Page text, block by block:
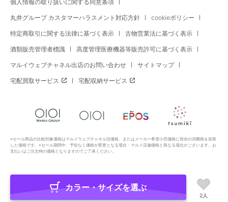
個人情報の取り扱いに関する同意条項
丸井グループ カスタマーハラスメント対応方針 cookieポリシー
特定商取引に関する法律に基づく表示 古物営業法に基づく表示
酒類販売管理者標識 高度管理医療機器等販売許可に基づく表示
マルイウェブチャネル出店のお問い合わせ サイトマップ
宅配買取サービス 宅配収納サービス
※セール商品の比較対象価格はマルイウェブチャネル旧価格、またはメーカー希望小売価格に現在の消費税を加算
した価格です。※セール期間中、予告なく価格が変更となる場合・マルイ店舗価格と異なる場合がございます。お
支払いはご注文時の価格となりますのでご了承ください。
Copyright All Rights Reserved. MARUI Co., Ltd
カラー・サイズを選ぶ
2人